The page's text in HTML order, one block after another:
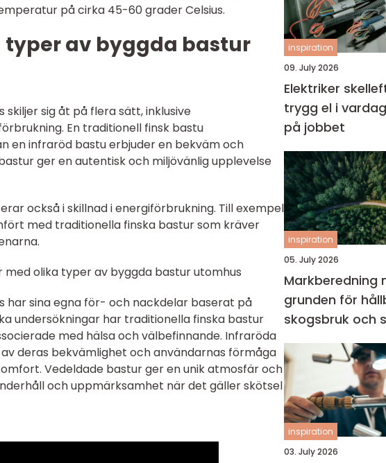
på cirka 45-60 grader Celsius.
av byggda bastur
sig åt på flera sätt, inklusive
En traditionell finsk bastu
en infraröd bastu erbjuder en bekväm och
ger en autentisk och miljövänlig upplevelse
också i skillnad i energiförbrukning. Till exempel
med traditionella finska bastur som kräver
olika typer av byggda bastur utomhus
har sina egna för- och nackdelar baserat på
undersökningar har traditionella finska bastur
med hälsa och välbefinnande. Infraröda
deras bekvämlighet och användarnas förmåga
Vedeldade bastur ger en unik atmosfär och
och uppmärksamhet när det gäller skötsel
inspiration
09. July 2026
Elektriker
trygg el i
på jobbet
inspiration
05. July 2026
Markberedning
grunden för
skogsbruk och
markprojekt
inspiration
03. July 2026